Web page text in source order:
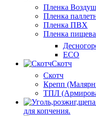
Пленка
Пленка
Пленка ПВХ
Пленка
ECO
Скотч
Скотч
Крепп
ТПЛ
для копчения.